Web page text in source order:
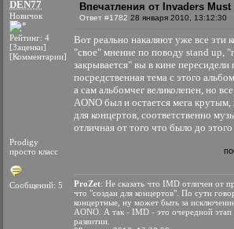
DEN77
Новичок
Рейтинг: 4
[Заценки]
[Комментарии]
Prodigy
просто класс
Сообщений: 5
Впечатления от Invaders Must
Ответ #1782 28 января 2010, 13:12:30
Вот реально накаляют уже все эти
"свое" мнение по поводу stand up,
закрывается" вы в кине пересидели
посредственная тема с этого
а сам альбомчег великолепен, но
AONO был и остается мега
для концертов, соответственно
отличная от того что было до этого
ProZet: Не сказать что IMD отличен от
что "создан для концертов". По сути
концертные, ну может быть за
AONO. А так - IMD - это очередной этап
развитии.